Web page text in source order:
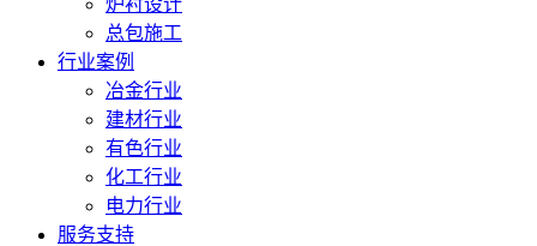
炉衬设计
总包施工
行业案例
冶金行业
建材行业
有色行业
化工行业
电力行业
服务支持